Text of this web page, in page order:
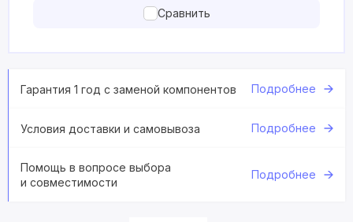
Сравнить
Гарантия 1 год с заменой компонентов Подробнее
Условия доставки и самовывоза Подробнее
Помощь в вопросе выбора
и совместимости
Подробнее